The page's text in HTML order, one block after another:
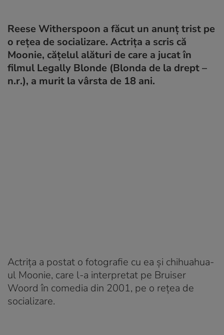
Reese Witherspoon a făcut un anunț trist pe
o rețea de socializare. Actrița a scris că
Moonie, cățelul alături de care a jucat în
filmul Legally Blonde (Blonda de la drept –
n.r.), a murit la vârsta de 18 ani.
Actrița a postat o fotografie cu ea și chihuahua-
ul Moonie, care l-a interpretat pe Bruiser
Woord în comedia din 2001, pe o rețea de
socializare.